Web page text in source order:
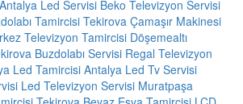
Antalya Led Servisi Beko Televizyon Servisi
TamircisiTekirova Çamaşır Makinesi
Televizyon Tamircisi Döşemealtı
Buzdolabı Servisi Regal Televizyon
Led TamircisiAntalya Led Tv Servisi
Led Televizyon Servisi Muratpaşa